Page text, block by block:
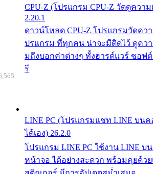
CPU-Z (โปรแกรม CPU-Z วัดดูควา
2.20.1
ดาวน์โหลด CPU-Z โปรแกรมวัดคว
ปรแกรม ที่ทุกคน น่าจะมีติดไว้ ดูควา
มถึงบอกค่าต่างๆ ทั้งฮารด์แวร์ ซอฟต์
รี
LINE PC (โปรแกรมแชท LINE บนค
ได้เอง) 26.2.0
โปรแกรม LINE PC ใช้งาน LINE
หน้าจอ ได้อย่างสะดวก พร้อมคุยด้วย